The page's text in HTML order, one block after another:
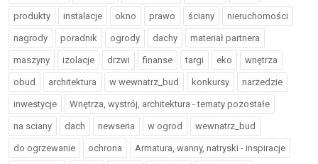
produkty instalacje okno prawo ściany nieruchomości
nagrody poradnik ogrody dachy materiał partnera
maszyny izolacje drzwi finanse targi eko wnętrza
obud architektura w wewnatrz_bud konkursy narzedzie
inwestycje Wnętrza, wystrój, architektura - tematy pozostałe
na sciany dach newseria w ogrod wewnatrz_bud
do ogrzewanie ochrona Armatura, wanny, natryski - inspiracje